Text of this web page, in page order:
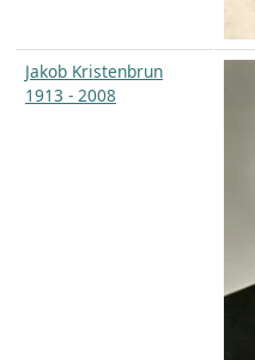
Jakob Kristenbrun
1913 - 2008